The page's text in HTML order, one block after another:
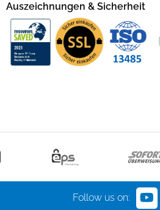
Auszeichnungen & Sicherheit
Follow us on: